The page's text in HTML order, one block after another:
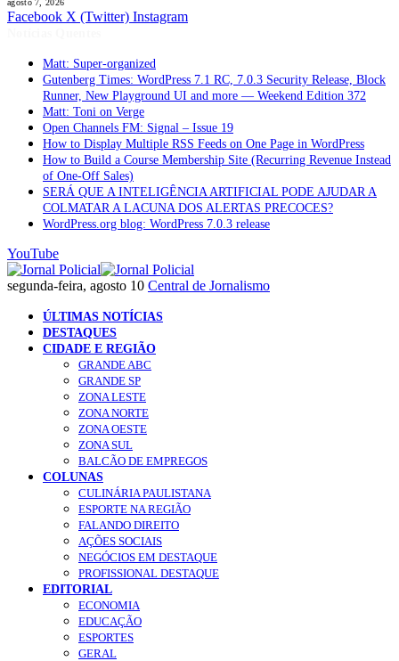
agosto 7, 2026
Facebook X (Twitter) Instagram
Matt: Super-organized
Gutenberg Times: WordPress 7.1 RC, 7.0.3 Security Release, Block
Runner, New Playground UI and more — Weekend Edition 372
Matt: Toni on Verge
Open Channels FM: Signal – Issue 19
How to Display Multiple RSS Feeds on One Page in WordPress
How to Build a Course Membership Site (Recurring Revenue Instead
of One-Off Sales)
SERÁ QUE A INTELIGÊNCIA ARTIFICIAL PODE AJUDAR A
COLMATAR A LACUNA DOS ALERTAS PRECOCES?
WordPress.org blog: WordPress 7.0.3 release
YouTube
segunda-feira, agosto 10 Central de Jornalismo
ÚLTIMAS NOTÍCIAS
DESTAQUES
CIDADE E REGIÃO
GRANDE ABC
GRANDE SP
ZONA LESTE
ZONA NORTE
ZONA OESTE
ZONA SUL
BALCÃO DE EMPREGOS
COLUNAS
CULINÁRIA PAULISTANA
ESPORTE NA REGIÃO
FALANDO DIREITO
AÇÕES SOCIAIS
NEGÓCIOS EM DESTAQUE
PROFISSIONAL DESTAQUE
EDITORIAL
ECONOMIA
EDUCAÇÃO
ESPORTES
GERAL